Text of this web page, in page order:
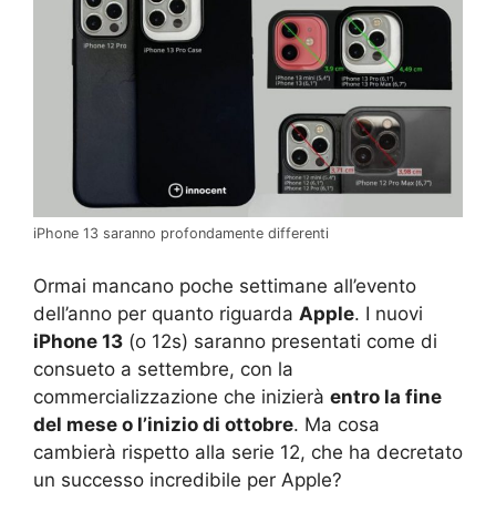
iPhone 13 saranno profondamente differenti
Ormai mancano poche settimane all’evento
dell’anno per quanto riguarda Apple. I nuovi
iPhone 13 (o 12s) saranno presentati come di
consueto a settembre, con la
commercializzazione che inizierà entro la fine
del mese o l’inizio di ottobre. Ma cosa
cambierà rispetto alla serie 12, che ha decretato
un successo incredibile per Apple?